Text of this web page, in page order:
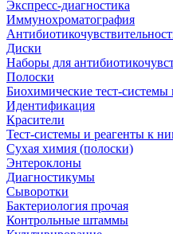
Экспресс-диагностика
Иммунохроматография
Диски
Наборы для
Полоски
Биохимические тест-системы
Идентификация
Красители
Тест-системы и реагенты к
Сухая химия (полоски)
Энтероклоны
Диагностикумы
Сыворотки
Бактериология прочая
Контрольные штаммы